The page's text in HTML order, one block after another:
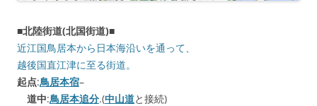
■北陸街道(北国街道)■
近江国鳥居本から日本海沿いを通って、
越後国直江津に至る街道。
起点:鳥居本宿–
道中:鳥居本追分.(中山道と接続)